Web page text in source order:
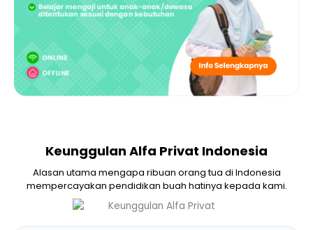
Keunggulan Alfa Privat Indonesia
Alasan utama mengapa ribuan orang tua di Indonesia
mempercayakan pendidikan buah hatinya kepada kami.